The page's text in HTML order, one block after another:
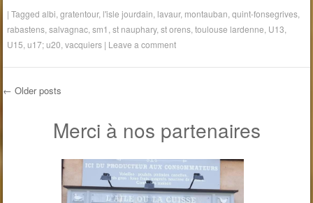
|Taggedalbi ,gratentour, l'isle jourdain lavaur, montauban ,quint-fonsegrives
rabastens ,salvagnac ,sm1 ,st nauphary,st orens ,toulouse lardenne U13
U15 ,u17; u20 ,vacquiers | Leave a comment
Post navigation
← Older posts
Merci à nos partenaires